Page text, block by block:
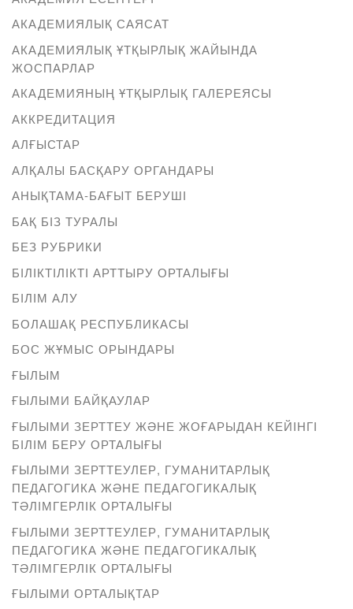
АКАДЕМИЯЛЫҚ САЯСАТ
АКАДЕМИЯЛЫҚ ҰТҚЫРЛЫҚ ЖАЙЫНДА
ЖОСПАРЛАР
АКАДЕМИЯНЫҢ ҰТҚЫРЛЫҚ ГАЛЕРЕЯСЫ
АККРЕДИТАЦИЯ
АЛҒЫСТАР
АЛҚАЛЫ БАСҚАРУ ОРГАНДАРЫ
АНЫҚТАМА-БАҒЫТ БЕРУШІ
БАҚ БІЗ ТУРАЛЫ
БЕЗ РУБРИКИ
БІЛІКТІЛІКТІ АРТТЫРУ ОРТАЛЫҒЫ
БІЛІМ АЛУ
БОЛАШАҚ РЕСПУБЛИКАСЫ
БОС ЖҰМЫС ОРЫНДАРЫ
ҒЫЛЫМ
ҒЫЛЫМИ БАЙҚАУЛАР
ҒЫЛЫМИ ЗЕРТТЕУ ЖӘНЕ ЖОҒАРЫДАН КЕЙІНГІ
БІЛІМ БЕРУ ОРТАЛЫҒЫ
ҒЫЛЫМИ ЗЕРТТЕУЛЕР, ГУМАНИТАРЛЫҚ
ПЕДАГОГИКА ЖӘНЕ ПЕДАГОГИКАЛЫҚ
ТӘЛІМГЕРЛІК ОРТАЛЫҒЫ
ҒЫЛЫМИ ЗЕРТТЕУЛЕР, ГУМАНИТАРЛЫҚ
ПЕДАГОГИКА ЖӘНЕ ПЕДАГОГИКАЛЫҚ
ТӘЛІМГЕРЛІК ОРТАЛЫҒЫ
ҒЫЛЫМИ ОРТАЛЫҚТАР